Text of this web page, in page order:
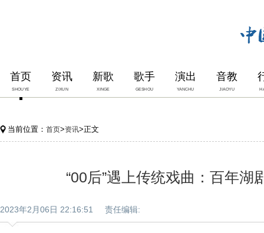
首页
SHOUYE
资讯
ZIXUN
新歌
XINGE
歌手
GESHOU
演出
YANCHU
音教
JIAOYU
当前位置： 首页>资讯>正文
“00后”遇上传统戏曲：百年湖
2023年2月06日 22:16:51 责任编辑: